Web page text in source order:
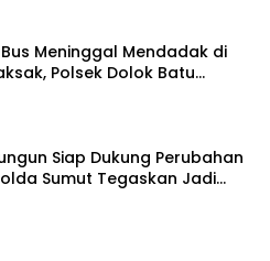
Meninggal Mendadak di
Polsek Dolok Batu
Cepat Olah TKP
Siap Dukung Perubahan
Sumut Tegaskan Jadi
Profesionalisme dan